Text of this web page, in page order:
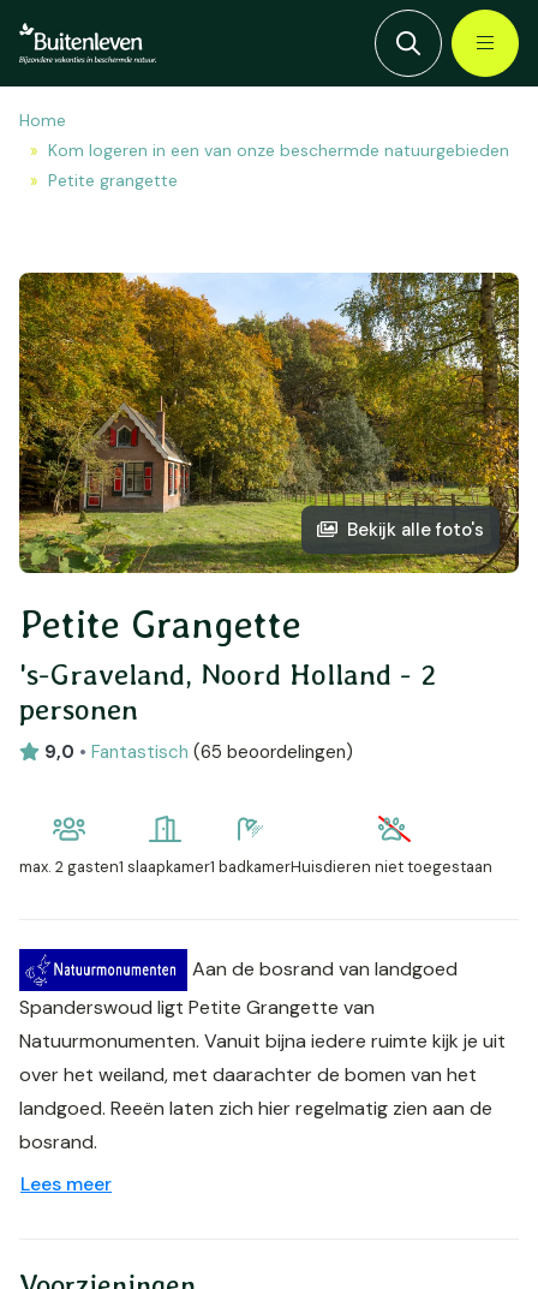
Home
Kom logeren in een van onze beschermde natuurgebieden
Petite grangette
Bekijk alle foto's
Petite Grangette
's-Graveland, Noord Holland - 2
personen
9,0 • Fantastisch (65 beoordelingen)
max. 2 gasten1 slaapkamer1 badkamerHuisdieren niet toegestaan
Aan de bosrand van landgoed
Spanderswoud ligt Petite Grangette van
Natuurmonumenten. Vanuit bijna iedere ruimte kijk je uit
over het weiland, met daarachter de bomen van het
landgoed. Reeën laten zich hier regelmatig zien aan de
bosrand.
Lees meer